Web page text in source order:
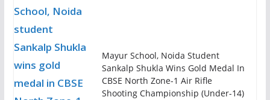
Mayur School, Noida Student
Sankalp Shukla Wins Gold Medal In
CBSE North Zone-1 Air Rifle
Shooting Championship (Under-14)